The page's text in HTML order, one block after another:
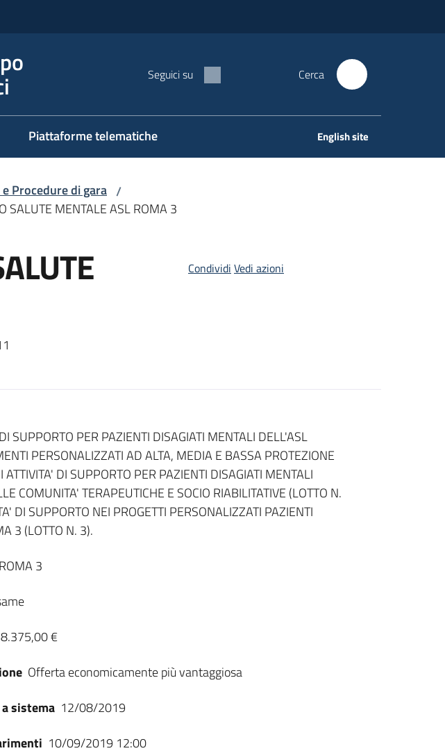
Seguici su Cerca
Piattaforme telematiche English site
Procedure di gara /
SALUTE MENTALE ASL ROMA 3
Condividi Vedi azioni
SUPPORTO PER PAZIENTI DISAGIATI MENTALI DELL'ASL
PERSONALIZZATI AD ALTA, MEDIA E BASSA PROTEZIONE
ATTIVITA' DI SUPPORTO PER PAZIENTI DISAGIATI MENTALI
COMUNITA' TERAPEUTICHE E SOCIO RIABILITATIVE (LOTTO N.
DI SUPPORTO NEI PROGETTI PERSONALIZZATI PAZIENTI
3 (LOTTO N. 3).
3
€
Offerta economicamente più vantaggiosa
sistema 12/08/2019
10/09/2019 12:00